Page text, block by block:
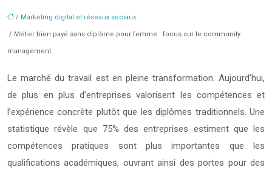
/ Marketing digital et réseaux sociaux
/ Métier bien payé sans diplôme pour femme : focus sur le community
management
Le marché du travail est en pleine transformation. Aujourd’hui,
de plus en plus d’entreprises valorisent les compétences et
l’expérience concrète plutôt que les diplômes traditionnels. Une
statistique révèle que 75% des entreprises estiment que les
compétences pratiques sont plus importantes que les
qualifications académiques, ouvrant ainsi des portes pour des